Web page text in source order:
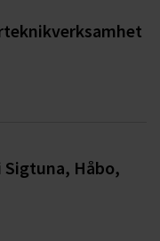
Sigtuna, Håbo,